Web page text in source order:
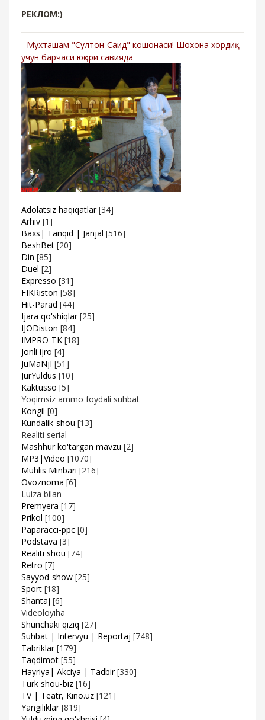
РЕКЛОМ:)
-Мухташам "Султон-Саид" кошонаси! Шохона хордиқ
учун барчаси юқори савияда
Adolatsiz haqiqatlar [34]
Arhiv [1]
Baxs| Tanqid | Janjal [516]
BeshBet [20]
Din [85]
Duel [2]
Expresso [31]
FIKRiston [58]
Hit-Parad [44]
Ijara qo'shiqlar [25]
IJODiston [84]
IMPRO-TK [18]
Jonli ijro [4]
JuMaNjI [51]
JurYuldus [10]
Kaktusso [5]
Yoqimsiz ammo foydali suhbat
Kongil [0]
Kundalik-shou [13]
Realiti serial
Mashhur ko'targan mavzu [2]
MP3|Video [1070]
Muhlis Minbari [216]
Ovoznoma [6]
Luiza bilan
Premyera [17]
Prikol [100]
Paparacci-ppc [0]
Podstava [3]
Realiti shou [74]
Retro [7]
Sayyod-show [25]
Sport [18]
Shantaj [6]
Videoloyiha
Shunchaki qiziq [27]
Suhbat | Intervyu | Reportaj [748]
Tabriklar [179]
Taqdimot [55]
Hayriya| Akciya | Tadbir [330]
Turk shou-biz [16]
TV | Teatr, Kino.uz [121]
Yangiliklar [819]